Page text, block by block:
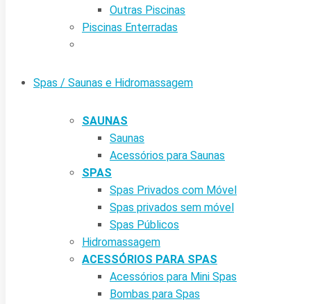
Outras Piscinas
Piscinas Enterradas
Spas / Saunas e Hidromassagem
SAUNAS
Saunas
Acessórios para Saunas
SPAS
Spas Privados com Móvel
Spas privados sem móvel
Spas Públicos
Hidromassagem
ACESSÓRIOS PARA SPAS
Acessórios para Mini Spas
Bombas para Spas